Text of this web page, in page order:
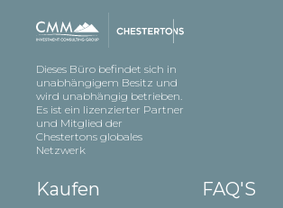
Dieses Büro befindet sich in
unabhängigem Besitz und
wird unabhängig betrieben.
Es ist ein lizenzierter Partner
und Mitglied der
Chestertons globales
Netzwerk
Kaufen
FAQ'S